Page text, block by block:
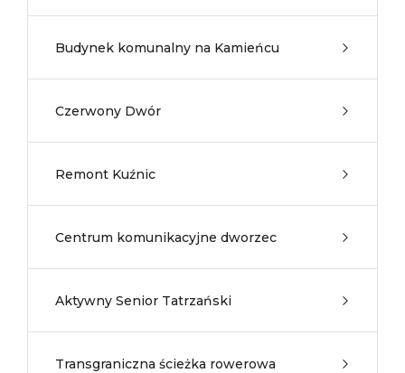
Budynek komunalny na Kamieńcu
Czerwony Dwór
Remont Kuźnic
Centrum komunikacyjne dworzec
Aktywny Senior Tatrzański
Transgraniczna ścieżka rowerowa